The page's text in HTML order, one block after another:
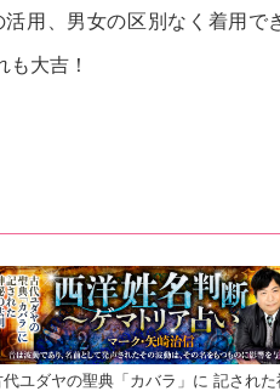
用、男女の区別なく着用
大吉！
代ユダヤの聖典「カバラ」に 記された